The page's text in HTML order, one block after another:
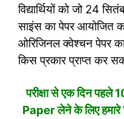
विद्यार्थियों को जो 24
साइंस का पेपर आयोजित
ओरिजिनल क्वेश्चन पेपर
किस प्रकार प्राप्त कर
परीक्षा से एक दिन
Paper लेने के लिए